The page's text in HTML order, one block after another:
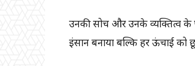
उनकी सोच और उनके व्यक्तित्व के
इंसान बनाया बल्कि हर ऊंचाई को